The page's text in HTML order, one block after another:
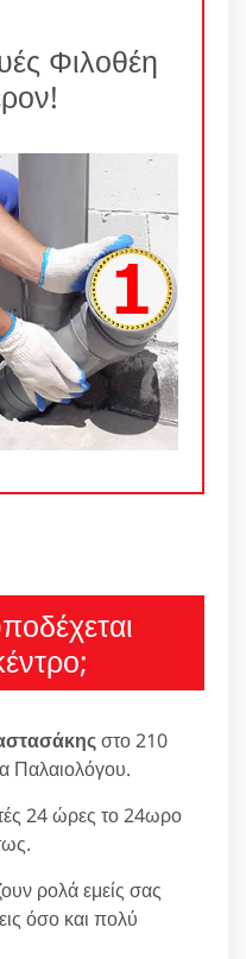
Φιλοθέη
στο 210
Παλαιολόγου.
24 ώρες το 24ωρο
ρολά εμείς σας
όσο και πολύ